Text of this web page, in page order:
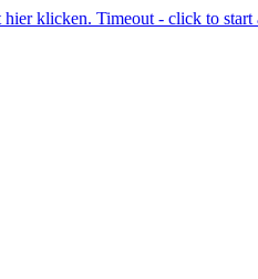
hier klicken. Timeout - click to start